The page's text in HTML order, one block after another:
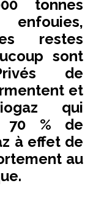
tonnes
restes
sont
de
et
qui
70 % de
à effet de
au